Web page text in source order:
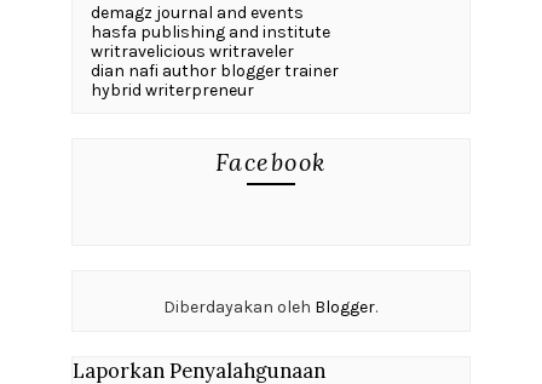
demagz journal and events
hasfa publishing and institute
writravelicious writraveler
dian nafi author blogger trainer
hybrid writerpreneur
Facebook
Diberdayakan oleh Blogger.
Laporkan Penyalahgunaan